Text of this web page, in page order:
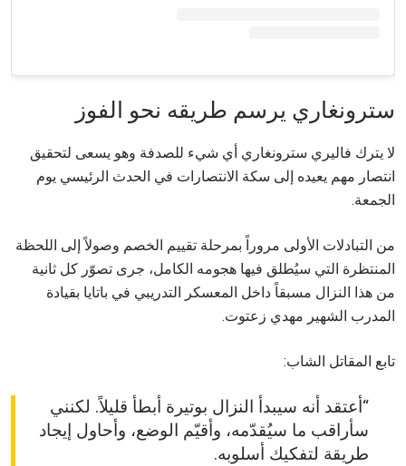
سترونغاري يرسم طريقه نحو الفوز
لا يترك فاليري سترونغاري أي شيء للصدفة وهو يسعى لتحقيق
انتصار مهم يعيده إلى سكة الانتصارات في الحدث الرئيسي يوم
الجمعة.
من التبادلات الأولى مروراً بمرحلة تقييم الخصم وصولاً إلى اللحظة
المنتظرة التي سيُطلق فيها هجومه الكامل، جرى تصوّر كل ثانية
من هذا النزال مسبقاً داخل المعسكر التدريبي في باتايا بقيادة
المدرب الشهير مهدي زعتوت.
تابع المقاتل الشاب:
“أعتقد أنه سيبدأ النزال بوتيرة أبطأ قليلاً. لكنني
سأراقب ما سيُقدّمه، وأقيّم الوضع، وأحاول إيجاد
طريقة لتفكيك أسلوبه.